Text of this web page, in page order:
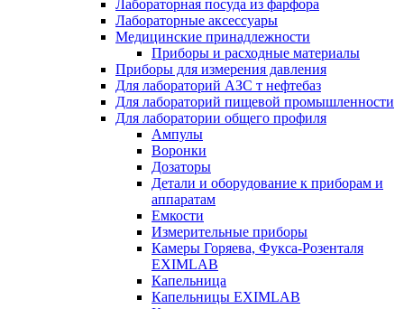
Лабораторная посуда из фарфора
Лабораторные аксессуары
Медицинские принадлежности
Приборы и расходные материалы
Приборы для измерения давления
Для лабораторий АЗС т нефтебаз
Для лабораторий пищевой промышленности
Для лаборатории общего профиля
Ампулы
Воронки
Дозаторы
Детали и оборудование к приборам и
аппаратам
Емкости
Измерительные приборы
Камеры Горяева, Фукса-Розенталя
EXIMLAB
Капельница
Капельницы EXIMLAB